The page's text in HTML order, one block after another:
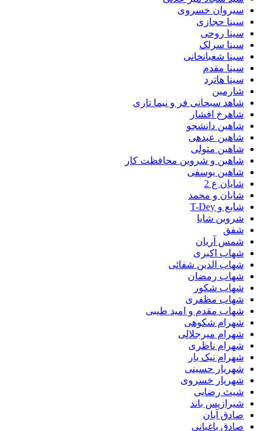
سیروان خسروی
سینا حجازی
سینا روحی
سینا سرلک
سینا شعبانخانی
سینا مقدم
سینا هاترد
شارمین
شاهد سبحانی فر و نیما تاری
شاهرخ افشار
شاهین دانشجو
شاهین عبدهی
شاهین متولی
شاهین و شروین محافظت کار
شاهین یوسفی
شایان ع 2
شایان و محمد
شایع و T-Dey
شروین شایا
شفق
شمس آریان
شهاب اکبری
شهاب الدین شفائی
شهاب رمضان
شهاب شکور
شهاب مظفری
شهاب مقدم و امید طیبی
شهرام شکوهی
شهرام میرجلالی
شهرام ناظری
شهرام نیک یار
شهریار حسینی
شهریار خسروی
شیث رضایی
شیرازیس باند
صادق آبان
صادق باغبانی